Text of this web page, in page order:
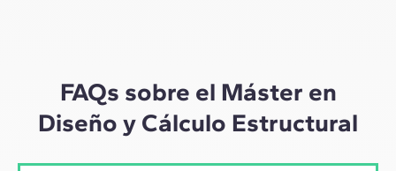
ritmo híbrido de los profesionales actuales.
FAQs sobre el Máster en
Diseño y Cálculo Estructural